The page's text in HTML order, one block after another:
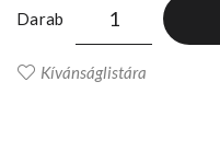
Darab
Kívánságlistára